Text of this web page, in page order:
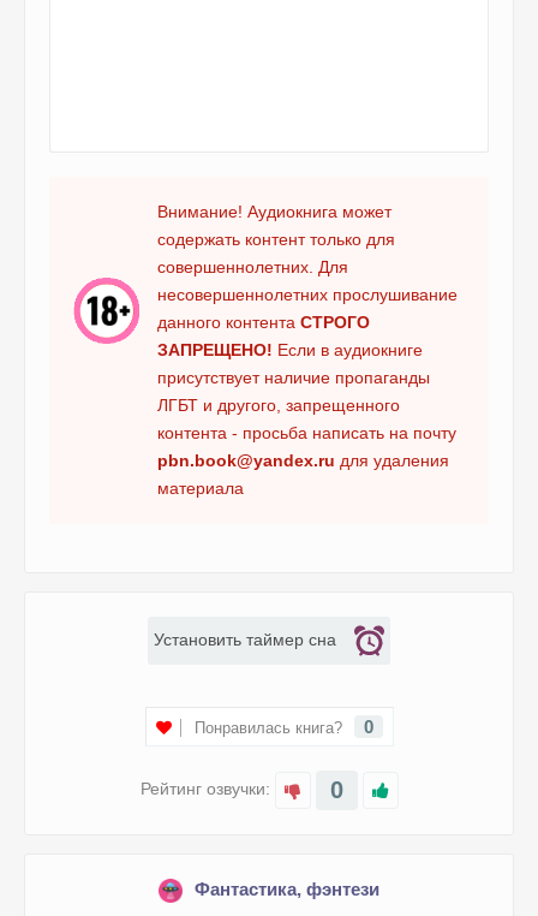
Внимание! Аудиокнига может
содержать контент только для
совершеннолетних. Для
несовершеннолетних прослушивание
данного контента СТРОГО
ЗАПРЕЩЕНО! Если в аудиокниге
присутствует наличие пропаганды
ЛГБТ и другого, запрещенного
контента - просьба написать на почту
pbn.book@yandex.ru для удаления
материала
Рейтинг озвучки: 0
Понравилась книга? 0
Установить таймер сна
Фантастика, фэнтези